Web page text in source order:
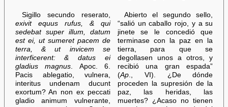
Sigillo secundo reserato,
exivit equus rufus, & qui
sedebat super illum, datum
est ei, ut sumeret расem de
terra, & ut invicem se
interficerent: & datus ei
gladius magnus. Apoc. 6.
Pacis ablegatio, vulnera,
interitus undenam ducunt
exortum? An non ex peccati
gladio animum vulnerante,
Abierto el segundo sello,
“salió un caballo rojo, y a su
jinete se le concedió que
terminase con la paz en la
tierra, para que se
degollasen unos a otros, y
recibió una gran espada”
(Ap., VI). ¿De dónde
proceden la supresión de la
paz, las heridas, las
muertes? ¿Acaso no tienen